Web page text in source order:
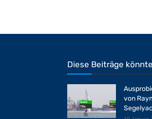
Diese Beiträge
von